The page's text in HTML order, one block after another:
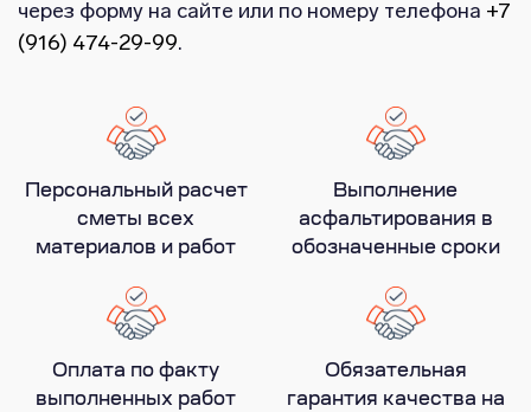
через форму на сайте или по номеру телефона +7
(916) 474-29-99.
Персональный расчет
сметы всех
материалов и работ
Выполнение
асфальтирования в
обозначенные сроки
Оплата по факту
выполненных работ
Обязательная
гарантия качества на